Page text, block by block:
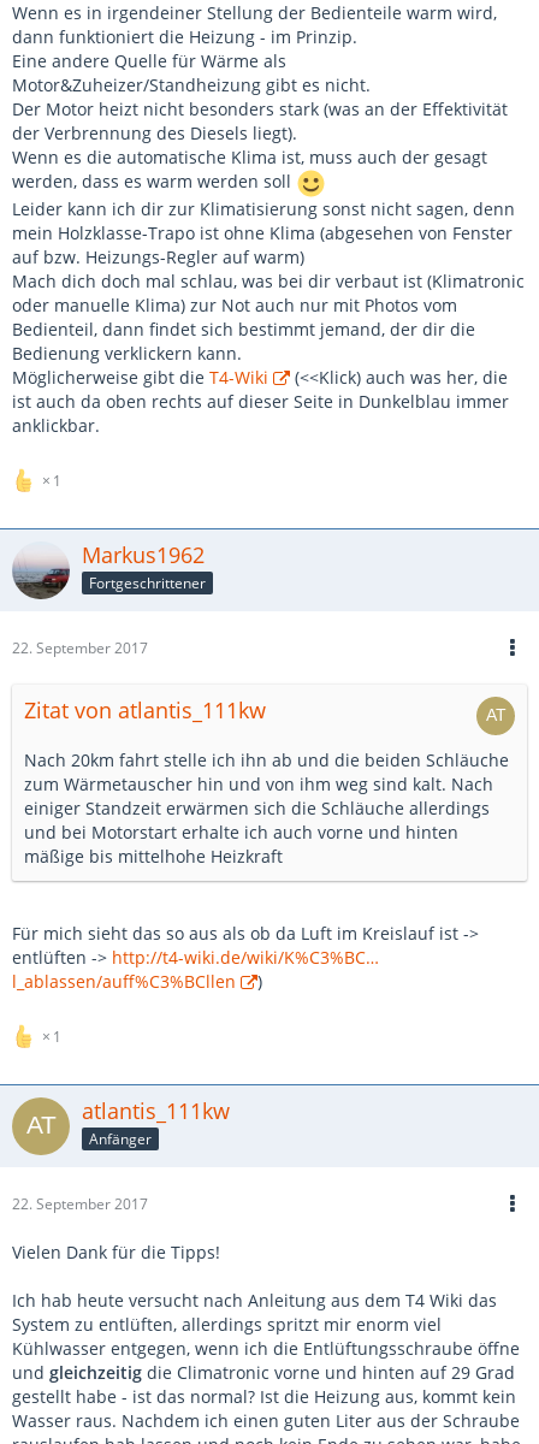
Wenn es in irgendeiner Stellung der Bedienteile warm wird,
dann funktioniert die Heizung - im Prinzip.
Eine andere Quelle für Wärme als
Motor&Zuheizer/Standheizung gibt es nicht.
Der Motor heizt nicht besonders stark (was an der Effektivität
der Verbrennung des Diesels liegt).
Wenn es die automatische Klima ist, muss auch der gesagt
werden, dass es warm werden soll
Leider kann ich dir zur Klimatisierung sonst nicht sagen, denn
mein Holzklasse-Trapo ist ohne Klima (abgesehen von Fenster
auf bzw. Heizungs-Regler auf warm)
Mach dich doch mal schlau, was bei dir verbaut ist (Klimatronic
oder manuelle Klima) zur Not auch nur mit Photos vom
Bedienteil, dann findet sich bestimmt jemand, der dir die
Bedienung verklickern kann.
Möglicherweise gibt die T4-Wiki
(<<Klick) auch was her, die
ist auch da oben rechts auf dieser Seite in Dunkelblau immer
anklickbar.
1
Markus1962
Fortgeschrittener
22. September 2017
Zitat von atlantis_111kw
Nach 20km fahrt stelle ich ihn ab und die beiden Schläuche
zum Wärmetauscher hin und von ihm weg sind kalt. Nach
einiger Standzeit erwärmen sich die Schläuche allerdings
und bei Motorstart erhalte ich auch vorne und hinten
mäßige bis mittelhohe Heizkraft
Für mich sieht das so aus als ob da Luft im Kreislauf ist ->
entlüften -> http://t4-wiki.de/wiki/K%C3%BC…
l_ablassen/auff%C3%BCllen
)
1
atlantis_111kw
Anfänger
22. September 2017
Vielen Dank für die Tipps!
Ich hab heute versucht nach Anleitung aus dem T4 Wiki das
System zu entlüften, allerdings spritzt mir enorm viel
Kühlwasser entgegen, wenn ich die Entlüftungsschraube öffne
und gleichzeitig die Climatronic vorne und hinten auf 29 Grad
gestellt habe - ist das normal? Ist die Heizung aus, kommt kein
Wasser raus. Nachdem ich einen guten Liter aus der Schraube